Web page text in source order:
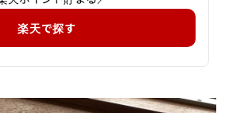
ア 【正規品】：OutdoorStyl
テン楽天で探す